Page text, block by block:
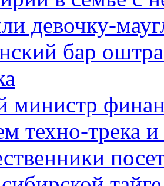
девочку-
бар
техно-трека